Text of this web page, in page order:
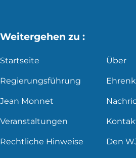
Weitergehen zu :
Startseite Über
Regierungsführung
Jean Monnet
Veranstaltungen
Rechtliche Hinweise Den